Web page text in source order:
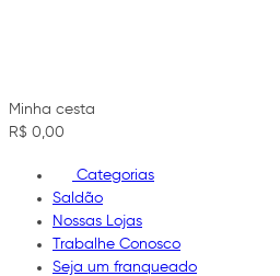
Minha cesta
R$ 0,00
Categorias
Saldão
Nossas Lojas
Trabalhe Conosco
Seja um franqueado